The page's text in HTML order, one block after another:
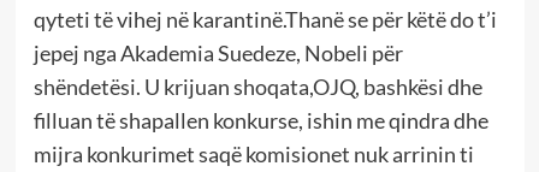
qyteti të vihej në karantinë.Thanë se për këtë do t’i
jepej nga Akademia Suedeze, Nobeli për
shëndetësi. U krijuan shoqata,OJQ, bashkësi dhe
filluan të shapallen konkurse, ishin me qindra dhe
mijra konkurimet saqë komisionet nuk arrinin ti